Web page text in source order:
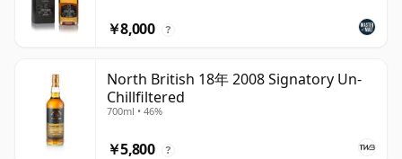
￥8,000 ?
North British 18年 2008 Signatory Un-
Chillfiltered
700ml • 46%
￥5,800 ?